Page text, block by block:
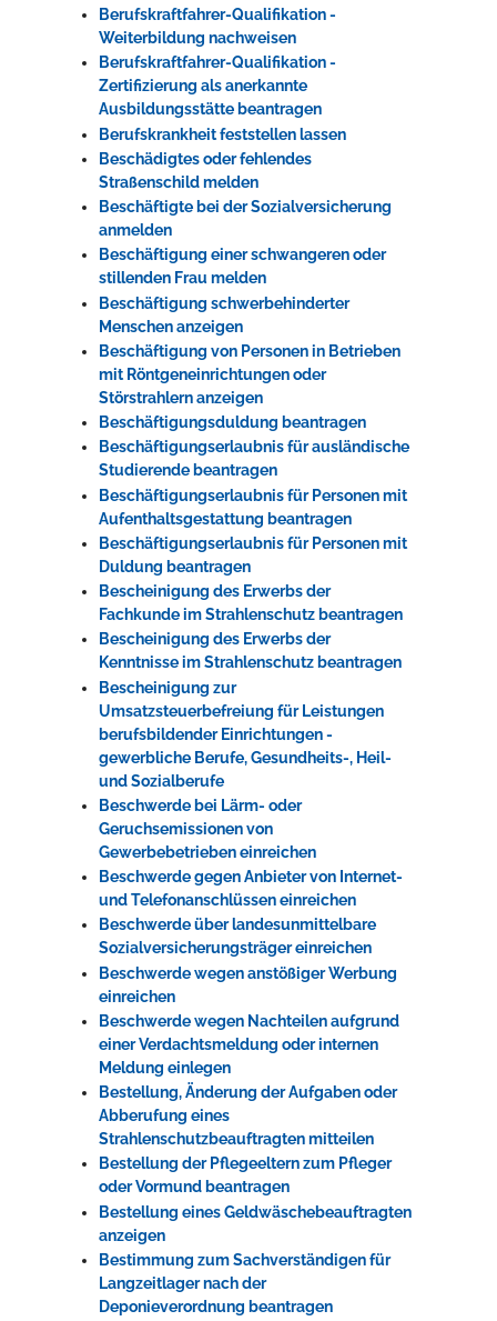
Berufskraftfahrer-Qualifikation -
Weiterbildung nachweisen
Berufskraftfahrer-Qualifikation -
Zertifizierung als anerkannte
Ausbildungsstätte beantragen
Berufskrankheit feststellen lassen
Beschädigtes oder fehlendes
Straßenschild melden
Beschäftigte bei der Sozialversicherung
anmelden
Beschäftigung einer schwangeren oder
stillenden Frau melden
Beschäftigung schwerbehinderter
Menschen anzeigen
Beschäftigung von Personen in Betrieben
mit Röntgeneinrichtungen oder
Störstrahlern anzeigen
Beschäftigungsduldung beantragen
Beschäftigungserlaubnis für ausländische
Studierende beantragen
Beschäftigungserlaubnis für Personen mit
Aufenthaltsgestattung beantragen
Beschäftigungserlaubnis für Personen mit
Duldung beantragen
Bescheinigung des Erwerbs der
Fachkunde im Strahlenschutz beantragen
Bescheinigung des Erwerbs der
Kenntnisse im Strahlenschutz beantragen
Bescheinigung zur
Umsatzsteuerbefreiung für Leistungen
berufsbildender Einrichtungen -
gewerbliche Berufe, Gesundheits-, Heil-
und Sozialberufe
Beschwerde bei Lärm- oder
Geruchsemissionen von
Gewerbebetrieben einreichen
Beschwerde gegen Anbieter von Internet-
und Telefonanschlüssen einreichen
Beschwerde über landesunmittelbare
Sozialversicherungsträger einreichen
Beschwerde wegen anstößiger Werbung
einreichen
Beschwerde wegen Nachteilen aufgrund
einer Verdachtsmeldung oder internen
Meldung einlegen
Bestellung, Änderung der Aufgaben oder
Abberufung eines
Strahlenschutzbeauftragten mitteilen
Bestellung der Pflegeeltern zum Pfleger
oder Vormund beantragen
Bestellung eines Geldwäschebeauftragten
anzeigen
Bestimmung zum Sachverständigen für
Langzeitlager nach der
Deponieverordnung beantragen